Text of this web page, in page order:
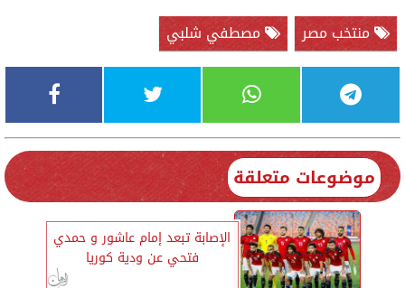
منتخب مصر
مصطفي شلبي
موضوعات متعلقة
الإصابة تبعد إمام عاشور و حمدي
فتحي عن ودية كوريا